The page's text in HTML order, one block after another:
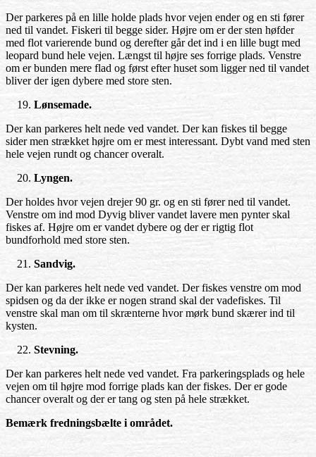
Der parkeres på en lille holde plads hvor vejen ender og en sti fører
ned til vandet. Fiskeri til begge sider. Højre om er der sten høfder
med flot varierende bund og derefter går det ind i en lille bugt med
leopard bund hele vejen. Længst til højre ses forrige plads. Venstre
om er bunden mere flad og først efter huset som ligger ned til vandet
bliver der igen dybere med store sten.
Lønsemade.
Der kan parkeres helt nede ved vandet. Der kan fiskes til begge
sider men strækket højre om er mest interessant. Dybt vand med sten
hele vejen rundt og chancer overalt.
Lyngen.
Der holdes hvor vejen drejer 90 gr. og en sti fører ned til vandet.
Venstre om ind mod Dyvig bliver vandet lavere men pynter skal
fiskes af. Højre om er vandet dybere og der er rigtig flot
bundforhold med store sten.
Sandvig.
Der kan parkeres helt nede ved vandet. Der fiskes venstre om mod
spidsen og da der ikke er nogen strand skal der vadefiskes. Til
venstre skal man om til skrænterne hvor mørk bund skærer ind til
kysten.
Stevning.
Der kan parkeres helt nede ved vandet. Fra parkeringsplads og hele
vejen om til højre mod forrige plads kan der fiskes. Der er gode
chancer overalt og der er tang og sten på hele strækket.
Bemærk fredningsbælte i området.